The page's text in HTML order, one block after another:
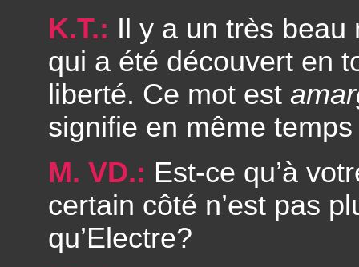
K.T.: Il y a un très
qui a été découvert en
liberté. Ce mot est
signifie en même temps
M. VD.: Est-ce qu’à
certain côté n’est pas
qu’Electre?